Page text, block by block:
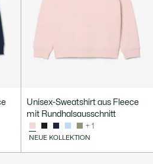
Unisex-Sweatshirt aus Fleece
mit Rundhalsausschnitt
+ 1
NEUE KOLLEKTION